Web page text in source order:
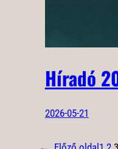
Híradó
2026-05-21